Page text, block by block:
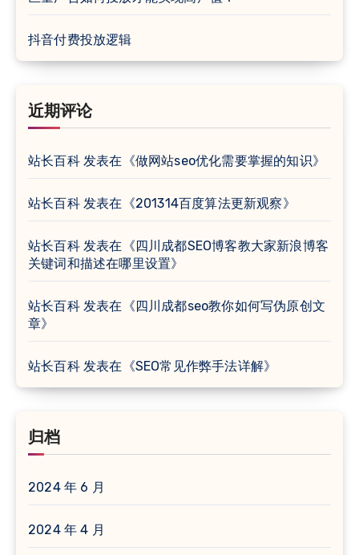
抖音付费投放逻辑
近期评论
站长百科发表在《做网站seo优化需要掌握的知识》
站长百科发表在《201314百度算法更新观察》
站长百科发表在《四川成都SEO博客教大家新浪博客
关键词和描述在哪里设置》
站长百科发表在《四川成都seo教你如何写伪原创文
章》
站长百科发表在《SEO常见作弊手法详解》
归档
2024 年 6 月
2024 年 4 月